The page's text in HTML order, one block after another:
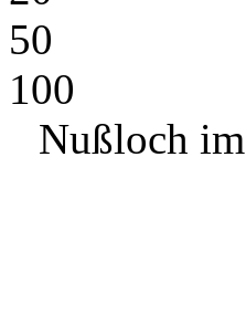
50
100
Nußloch